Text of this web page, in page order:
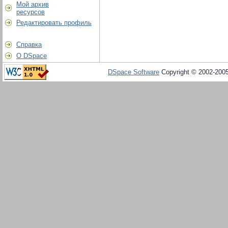
Мой архив
ресурсов
Редактировать профиль
Справка
О DSpace
DSpace Software Copyright © 2002-